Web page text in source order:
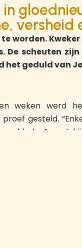
versheid
worden.
scheuten
geduld van
weken werd
gesteld.
halen”, zegt